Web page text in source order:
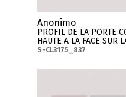
Anonimo
PROFIL DE LA PORTE
HAUTE A LA FACE SUR
S-CL3175_837